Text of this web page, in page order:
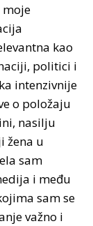
moje
kao
politici i
intenzivnije
o položaju
nasilju
žena u
sam
i među
sam se
važno i